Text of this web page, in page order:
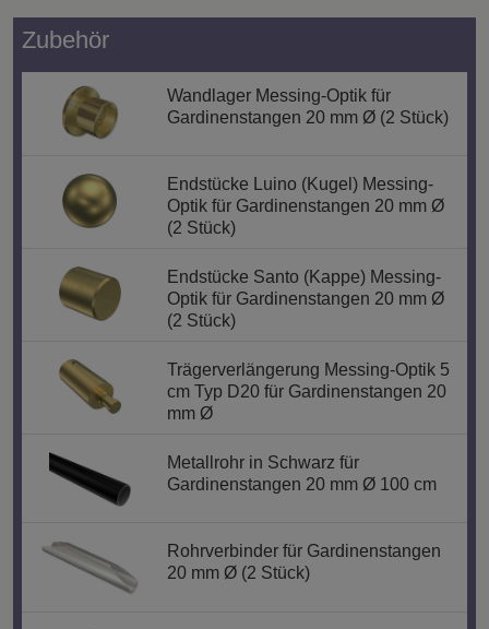
Zubehör
Wandlager Messing-Optik für
Gardinenstangen 20 mm Ø (2 Stück)
Endstücke Luino (Kugel) Messing-
Optik für Gardinenstangen 20 mm Ø
(2 Stück)
Endstücke Santo (Kappe) Messing-
Optik für Gardinenstangen 20 mm Ø
(2 Stück)
Trägerverlängerung Messing-Optik 5
cm Typ D20 für Gardinenstangen 20
mm Ø
Metallrohr in Schwarz für
Gardinenstangen 20 mm Ø 100 cm
Rohrverbinder für Gardinenstangen
20 mm Ø (2 Stück)